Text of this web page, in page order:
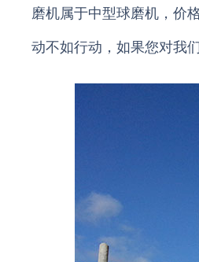
磨机属于中型球磨机，价
动不如行动，如果您对我